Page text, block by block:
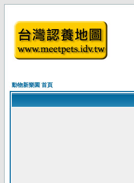
動物新樂園 首頁